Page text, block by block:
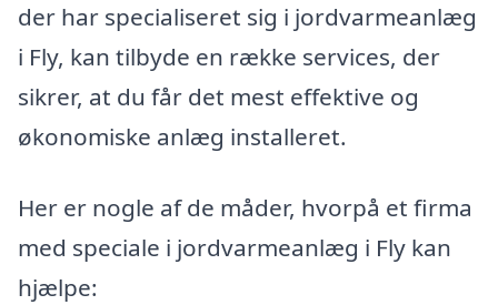
der har specialiseret sig i jordvarmeanlæg
i Fly, kan tilbyde en række services, der
sikrer, at du får det mest effektive og
økonomiske anlæg installeret.
Her er nogle af de måder, hvorpå et firma
med speciale i jordvarmeanlæg i Fly kan
hjælpe: